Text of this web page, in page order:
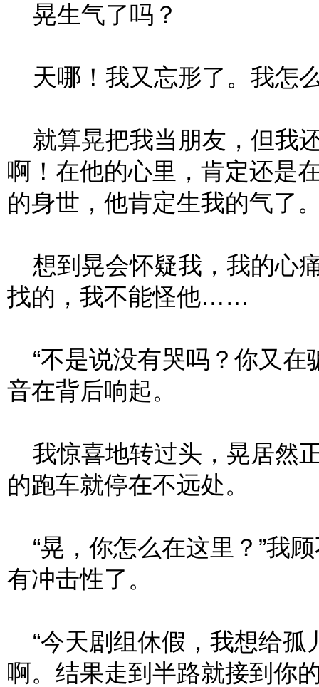
晃生气了吗？
天哪！我又忘形了。我怎
就算晃把我当朋友，但我
啊！在他的心里，肯定还是
的身世，他肯定生我的气了
想到晃会怀疑我，我的心
找的，我不能怪他……
“不是说没有哭吗？你又在
音在背后响起。
我惊喜地转过头，晃居然
的跑车就停在不远处。
“晃，你怎么在这里？”我
有冲击性了。
“今天剧组休假，我想给孤
啊。结果走到半路就接到你